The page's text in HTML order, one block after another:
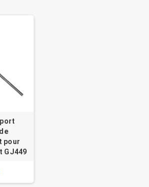
pour
GJ449